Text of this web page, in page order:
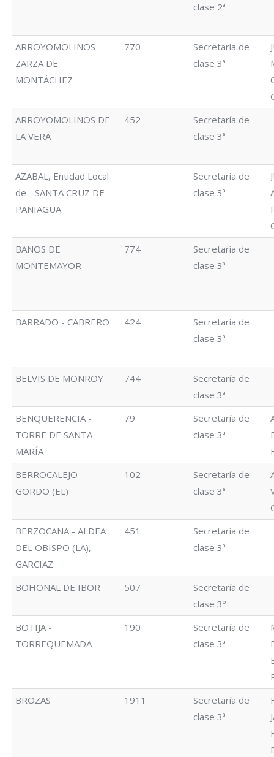
clase 2ª
ARROYOMOLINOS -
ZARZA DE
MONTÁCHEZ
770
Secretaría de
clase 3ª
ARROYOMOLINOS DE
LA VERA
452
Secretaría de
clase 3ª
AZABAL, Entidad Local
de - SANTA CRUZ DE
PANIAGUA
Secretaría de
clase 3ª
BAÑOS DE
MONTEMAYOR
774
Secretaría de
clase 3ª
BARRADO - CABRERO 424
Secretaría de
clase 3ª
BELVIS DE MONROY 744
Secretaría de
clase 3ª
BENQUERENCIA -
TORRE DE SANTA
MARÍA
79
Secretaría de
clase 3ª
BERROCALEJO -
GORDO (EL)
102
Secretaría de
clase 3ª
BERZOCANA - ALDEA
DEL OBISPO (LA), -
GARCIAZ
451
Secretaría de
clase 3ª
BOHONAL DE IBOR 507
Secretaría de
clase 3º
BOTIJA -
TORREQUEMADA
190
Secretaría de
clase 3ª
BROZAS
1911
Secretaría de
clase 3ª